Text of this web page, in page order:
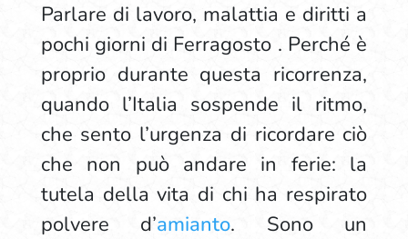
Parlare di lavoro, malattia e diritti a
pochi giorni di Ferragosto . Perché è
proprio durante questa ricorrenza,
quando l’Italia sospende il ritmo,
che sento l’urgenza di ricordare ciò
che non può andare in ferie: la
tutela della vita di chi ha respirato
polvere d’amianto. Sono un